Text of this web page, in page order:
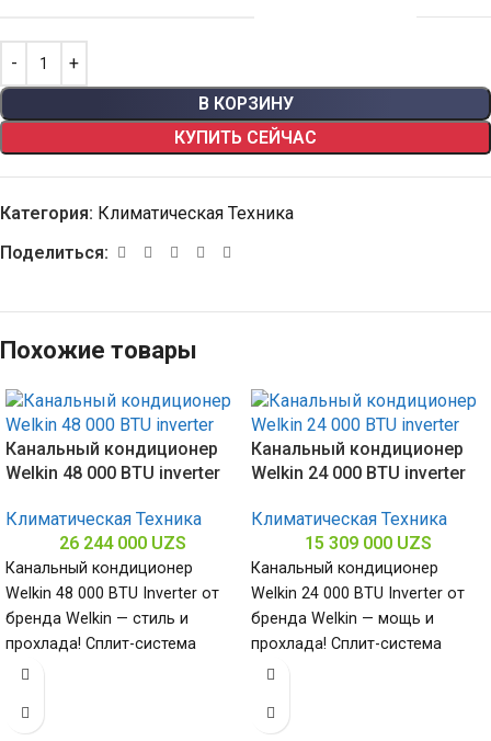
В КОРЗИНУ
КУПИТЬ СЕЙЧАС
Категория: Климатическая Техника
Поделиться:
Похожие товары
Канальный кондиционер
Welkin 48 000 BTU inverter
Климатическая Техника
26 244 000 UZS
Канальный кондиционер
Welkin 48 000 BTU Inverter от
бренда Welkin — стиль и
прохлада! Сплит-система
мощностью 48000 БТЕ для
Канальный кондиционер
Welkin 24 000 BTU inverter
Климатическая Техника
15 309 000 UZS
Канальный кондиционер
Welkin 24 000 BTU Inverter от
бренда Welkin — мощь и
прохлада! Сплит-система
мощностью 24000 БТЕ для